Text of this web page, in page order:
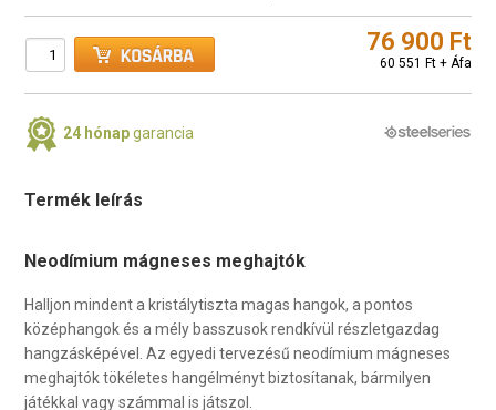
76 900 Ft
60 551 Ft + Áfa
24 hónapgarancia
Termék leírás
Neodímium mágneses meghajtók
Halljon mindent a kristálytiszta magas hangok, a pontos
középhangok és a mély basszusok rendkívül részletgazdag
hangzásképével. Az egyedi tervezésű neodímium mágneses
meghajtók tökéletes hangélményt biztosítanak, bármilyen
játékkal vagy számmal is játszol.